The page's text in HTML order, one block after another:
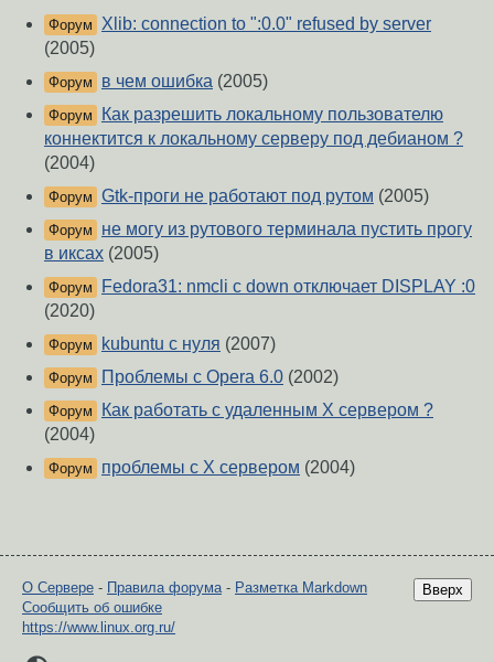
Форум
Xlib: connection to ":0.0" refused by server
(2005)
Форум в чем ошибка (2005)
Форум
Как разрешить локальному пользователю
коннектится к локальному серверу под дебианом ?
(2004)
Форум Gtk-проги не работают под рутом (2005)
Форум
не могу из рутового терминала пустить прогу
в иксах (2005)
Форум
Fedora31: nmcli c down отключает DISPLAY :0
(2020)
Форум kubuntu с нуля (2007)
Форум Проблемы с Opera 6.0 (2002)
Форум
Как работать с удаленным X сервером ?
(2004)
Форум проблемы с X сервером (2004)
Вверх
О Сервере - Правила форума- Разметка Markdown
Сообщить об ошибке
https://www.linux.org.ru/